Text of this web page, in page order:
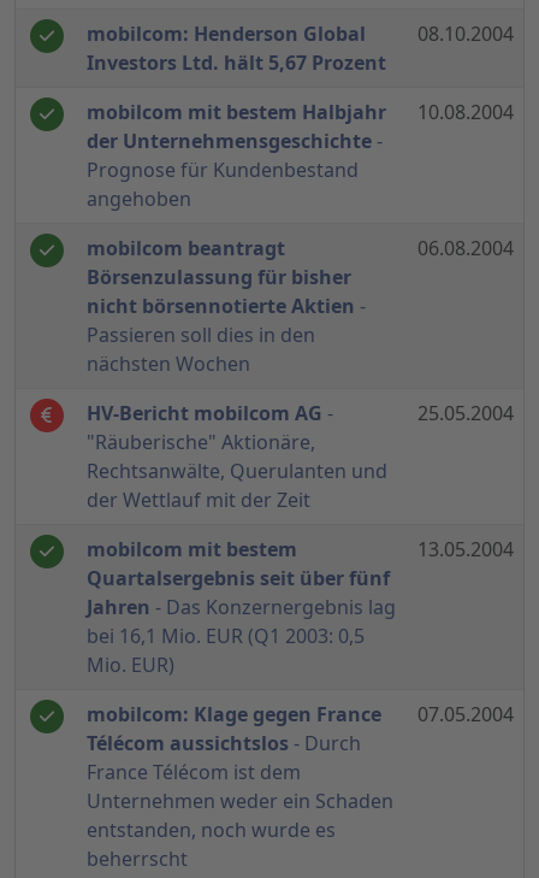
mobilcom: Henderson Global
Investors Ltd. hält 5,67 Prozent
08.10.2004
mobilcom mit bestem Halbjahr
der Unternehmensgeschichte-
Prognose für Kundenbestand
angehoben
10.08.2004
mobilcom beantragt
Börsenzulassung für bisher
nicht börsennotierte Aktien -
Passieren soll dies in den
nächsten Wochen
06.08.2004
HV-Bericht mobilcom AG -
"Räuberische" Aktionäre,
Rechtsanwälte, Querulanten und
der Wettlauf mit der Zeit
25.05.2004
mobilcom mit bestem
Quartalsergebnis seit über fünf
Jahren - Das Konzernergebnis lag
bei 16,1 Mio. EUR (Q1 2003: 0,5
Mio. EUR)
13.05.2004
mobilcom: Klage gegen France
Télécom aussichtslos - Durch
France Télécom ist dem
Unternehmen weder ein Schaden
entstanden, noch wurde es
beherrscht
07.05.2004